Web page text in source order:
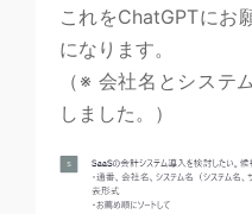
これをChatGPTにお
になります。
（※ 会社名とシステ
しました。）